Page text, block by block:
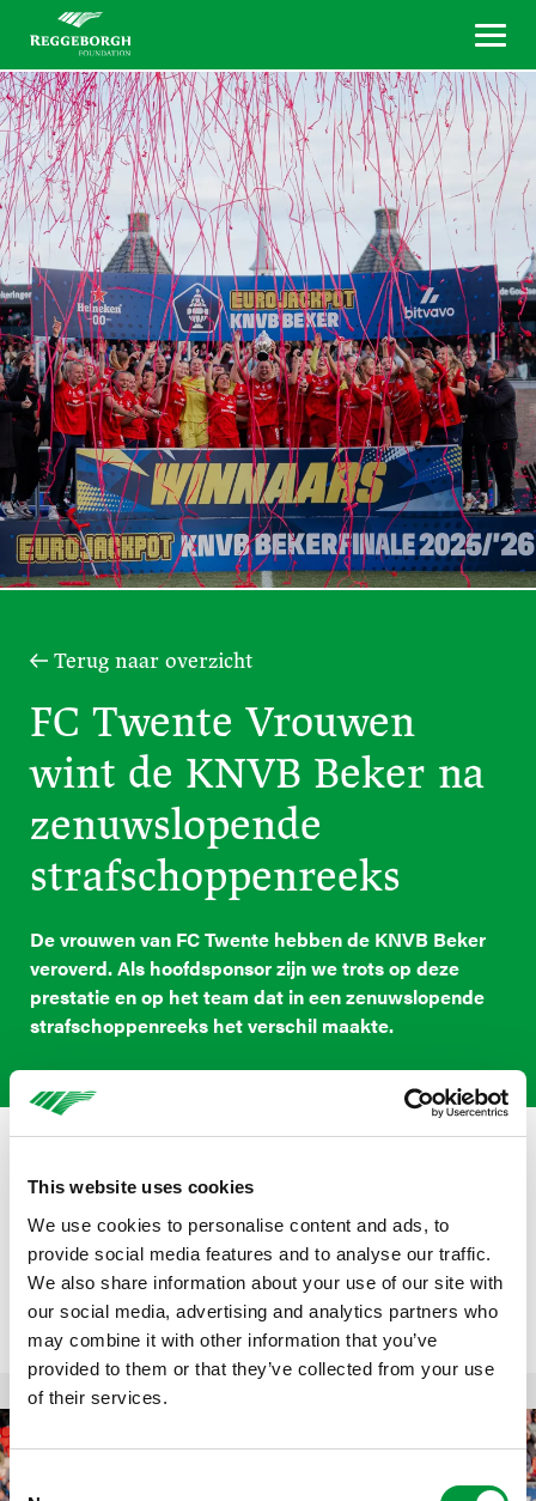
This website uses cookies
We use cookies to personalise content and ads, to
provide social media features and to analyse our traffic.
We also share information about your use of our site with
our social media, advertising and analytics partners who
may combine it with other information that you’ve
provided to them or that they’ve collected from your use
of their services.
Consent
Terug naar overzicht
FC Twente Vrouwen
wint de KNVB Beker na
zenuwslopende
strafschoppenreeks
De vrouwen van FC Twente hebben de KNVB Beker
veroverd. Als hoofdsponsor zijn we trots op deze
prestatie en op het team dat in een zenuwslopende
strafschoppenreeks het verschil maakte.
laatste tien minuten de achterstand om te buigen en
verlenging af te dwingen. In de strafschoppenserie bleef
het spannend tot het einde, waarna Twente op het
beslissende moment de beker veiligstelde.